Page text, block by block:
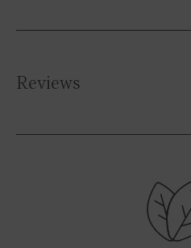
Reviews